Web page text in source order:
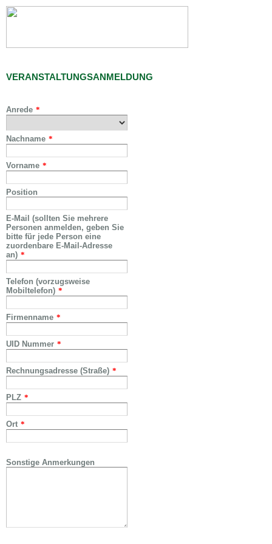
VERANSTALTUNGSANMELDUNG
Anrede *
Nachname *
Vorname *
Position
E-Mail (sollten Sie mehrere
Personen anmelden, geben Sie
bitte für jede Person eine
zuordenbare E-Mail-Adresse
an) *
Telefon (vorzugsweise
Mobiltelefon) *
Firmenname *
UID Nummer *
Rechnungsadresse (Straße) *
PLZ *
Ort *
Sonstige Anmerkungen